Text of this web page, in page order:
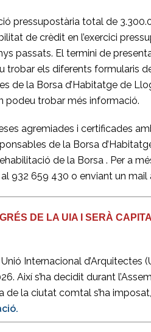
pressupostària total de
de crèdit en l’exercici
passats. El termini de
trobar els diferents formularis
de la Borsa d’Habitatge de
podeu trobar més informació.
agremiades i certificades
de la Borsa
de la Borsa . Per a
932 659 430 o enviant un mail
DE LA UIA I SERÀ
Internacional d’Arquitectes
Així s’ha decidit durant
de la ciutat comtal s’ha